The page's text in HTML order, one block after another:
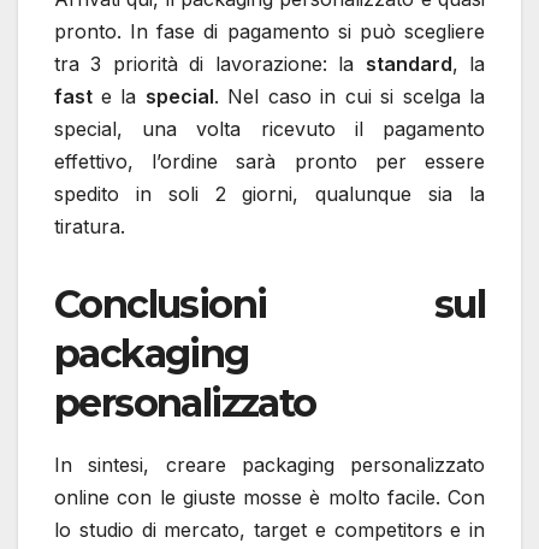
pronto. In fase di pagamento si può scegliere
tra 3 priorità di lavorazione: la standard, la
fast e la special. Nel caso in cui si scelga la
special, una volta ricevuto il pagamento
effettivo, l’ordine sarà pronto per essere
spedito in soli 2 giorni, qualunque sia la
tiratura.
Conclusioni sul
packaging
personalizzato
In sintesi, creare packaging personalizzato
online con le giuste mosse è molto facile. Con
lo studio di mercato, target e competitors e in